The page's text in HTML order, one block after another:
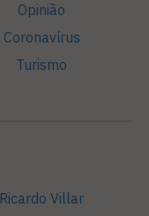
Opinião
Coronavírus
Turismo
Ricardo Villar